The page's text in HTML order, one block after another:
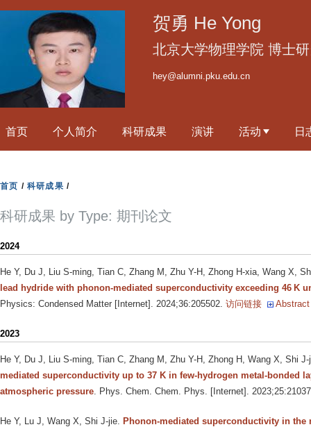
到
要
内
贺勇 He Yong
北京大学物理学院 博士
hey@alumni.pku.edu.cn
首页 个人简介 科研成果 演讲 活动 日
首页 / 科研成果 /
科研成果 by Type: 期刊论文
2024
He Y, Du J, Liu S-ming, Tian C, Zhang M, Zhu Y-H, Zhong H-xia, Wang X,
lead hydride with phonon-mediated superconductivity exceeding 46 K
Physics: Condensed Matter [Internet]. 2024;36:205502. 访问链接 Abstract
2023
He Y, Du J, Liu S-ming, Tian C, Zhang M, Zhu Y-H, Zhong H, Wang X, Shi J-
mediated superconductivity up to 37 K in few-hydrogen metal-bonded
atmospheric pressure . Phys. Chem. Chem. Phys. [Internet].
He Y, Lu J, Wang X, Shi J-jie Phonon-mediated superconductivity in the